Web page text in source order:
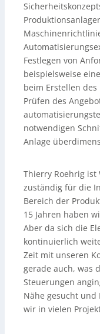
Festlegen von
beispielsweise
beim Erstellen
Prüfen des
notwendigen
Anlage
Thierry Roehrig
zuständig für die
Bereich der
15 Jahren haben
Aber da sich die
kontinuierlich
Zeit mit unseren
gerade auch, was
Steuerungen
Nähe gesucht und
wir in vielen